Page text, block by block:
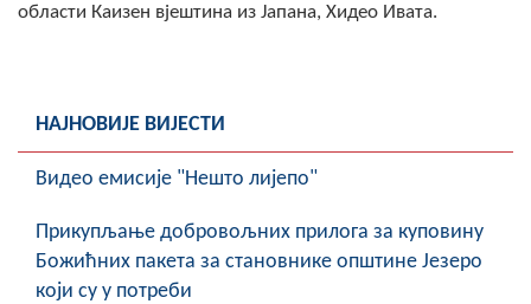
ИНФО
Активности
Јавни позиви
Обавјештења
Заштита од пожара
области Каизен вјештина из Јапана, Хидео Ивата.
НАЈНОВИЈЕ ВИЈЕСТИ
Видео емисије "Нешто лијепо"
Прикупљање добровољних прилога за куповину
Божићних пакета за становнике општине Језеро
који су у потреби